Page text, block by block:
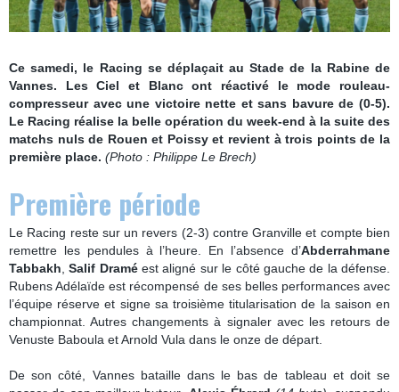
Ce samedi, le Racing se déplaçait au Stade de la Rabine de
Vannes. Les Ciel et Blanc ont réactivé le mode rouleau-
compresseur avec une victoire nette et sans bavure de (0-5).
Le Racing réalise la belle opération du week-end à la suite des
matchs nuls de Rouen et Poissy et revient à trois points de la
première place. (Photo : Philippe Le Brech)
Première période
Le Racing reste sur un revers (2-3) contre Granville et compte bien
remettre les pendules à l’heure. En l’absence d’Abderrahmane
Tabbakh ,Salif Draméest aligné sur le côté gauche de la défense.
Rubens Adélaïde est récompensé de ses belles performances avec
l’équipe réserve et signe sa troisième titularisation de la saison en
championnat. Autres changements à signaler avec les retours de
Venuste Baboula et Arnold Vula dans le onze de départ.
De son côté, Vannes bataille dans le bas de tableau et doit se